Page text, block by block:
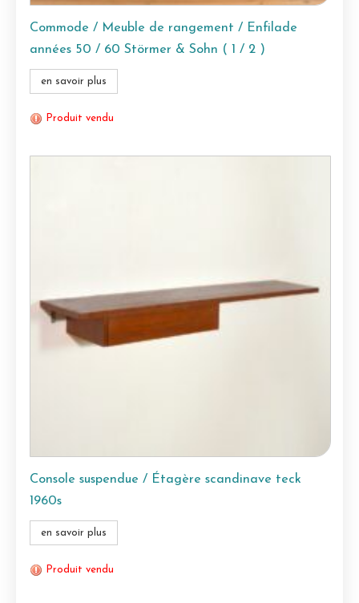
Commode / Meuble de rangement / Enfilade
années 50 / 60 Störmer & Sohn ( 1 / 2 )
en savoir plus
Produit vendu
Console suspendue / Étagère scandinave teck
1960s
en savoir plus
Produit vendu